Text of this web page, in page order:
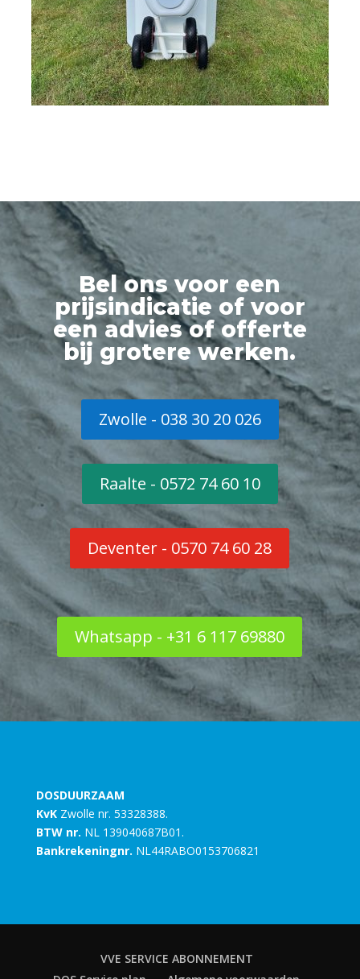
Bel ons voor een
prijsindicatie of voor
een advies of offerte
bij grotere werken.
Zwolle - 038 30 20 026
Raalte - 0572 74 60 10
Deventer - 0570 74 60 28
Whatsapp - +31 6 117 69880
DOSDUURZAAM
KvKZwolle nr. 53328388.
BTW nr. NL 139040687B01.
Bankrekeningnr. NL44RABO0153706821
VVE SERVICE ABONNEMENT